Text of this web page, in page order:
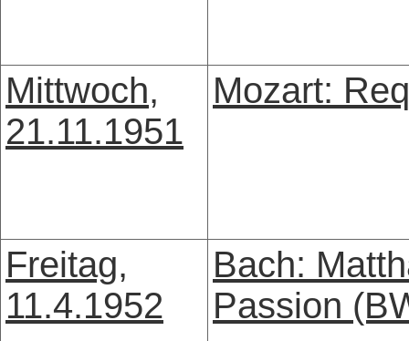
Mittwoch,
21.11.1951
Mozart:
Freitag,
11.4.1952
Bach:
Passion